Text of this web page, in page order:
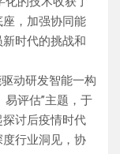
，加强协同能
时代的挑战和
动研发智能一构
评估”主题，于
讨后疫情时代
行业洞见，协